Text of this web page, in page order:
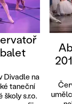
Divadle na
taneční
s.r.o.